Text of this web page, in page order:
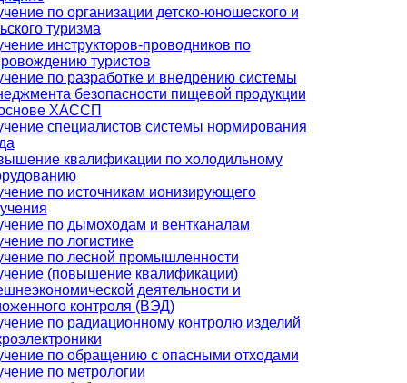
по организации детско-юношеского и
туризма
инструкторов-проводников по
туристов
по разработке и внедрению системы
безопасности пищевой продукции
ХАССП
специалистов системы нормирования
квалификации по холодильному
по источникам ионизирующего
по дымоходам и вентканалам
по логистике
по лесной промышленности
(повышение квалификации)
деятельности и
контроля (ВЭД)
по радиационному контролю изделий
по обращению с опасными отходами
по метрологии